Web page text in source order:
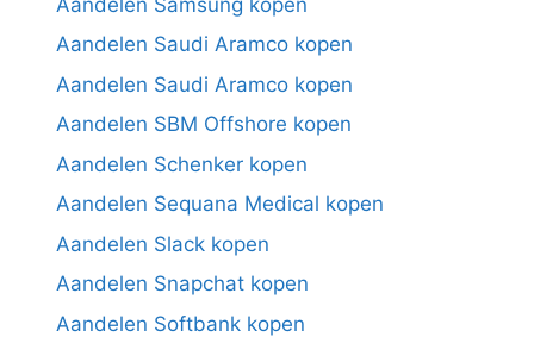
Aandelen Saudi Aramco kopen
Aandelen Saudi Aramco kopen
Aandelen SBM Offshore kopen
Aandelen Schenker kopen
Aandelen Sequana Medical kopen
Aandelen Slack kopen
Aandelen Snapchat kopen
Aandelen Softbank kopen